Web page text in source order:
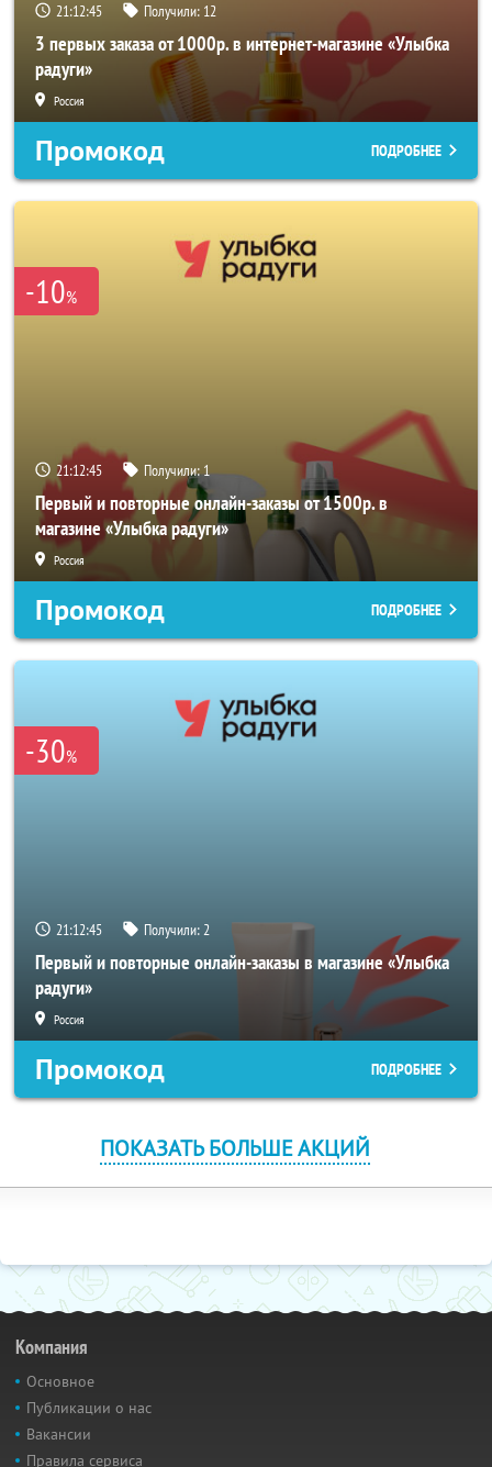
21:12:45 Получили: 12
3 первых заказа от 1000р. в интернет-магазине «Улыбка
радуги»
Россия
Промокод ПОДРОБНЕЕ
-10%
21:12:45 Получили:1
Первый и повторные онлайн-заказы от 1500р. в
магазине «Улыбка радуги»
Россия
Промокод ПОДРОБНЕЕ
-30%
21:12:45 Получили:2
Первый и повторные онлайн-заказы в магазине «Улыбка
радуги»
Россия
Промокод ПОДРОБНЕЕ
ПОКАЗАТЬ БОЛЬШЕ АКЦИЙ
Компания
Основное
Публикации о нас
Вакансии
Правила сервиса